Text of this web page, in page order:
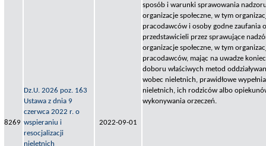
8269
Dz.U. 2026 poz. 163
Ustawa z dnia 9
czerwca 2022 r. o
wspieraniu i
resocjalizacji
nieletnich
2022-09-01
sposób i warunki sprawowania
organizacje społeczne, w tym
pracodawców i osoby godne zaufania
przedstawicieli przez sprawujące
organizacje społeczne, w tym
pracodawców, mając na uwadze
doboru właściwych metod
wobec nieletnich, prawidłowe
nieletnich, ich rodziców albo
wykonywania orzeczeń.